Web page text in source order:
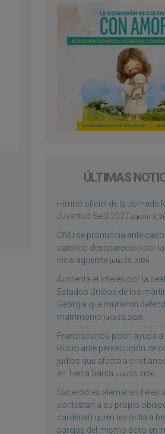
ÚLTIMAS
Himno oficial de la Jornada
Juventud Seúl 2027 agosto 3,
ONU se pronuncia ante
católico desaparecido por
nicaragüense julio 25, 2026
Aumenta el interés por la
Estados Unidos de los
Georgia que murieron
matrimonio julio 25, 2026
Franciscanos piden ayuda
Rubio ante persecución de
judíos que afecta a
en Tierra Santa julio 25, 2026
Sacerdotes alemanes fieles
contestan a su propio
cardenal) quien les orilla a
parejas del mismo sexo en